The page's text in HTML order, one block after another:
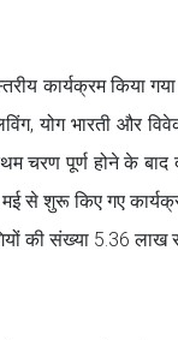
कार्यक्रम किया
योग भारती और
चरण पूर्ण होने के
मई से शुरू किए गए
की संख्या 5.36 लाख